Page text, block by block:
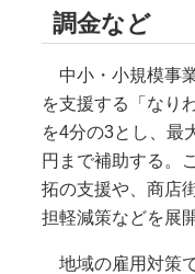
調金など
中小・小規模事
を支援する「なり
を4分の3とし、最
円まで補助する。
拓の支援や、商店
担軽減策などを展
地域の雇用対策